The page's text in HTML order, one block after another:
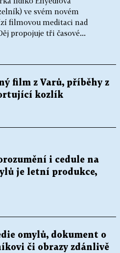
ve svém novém
filmovou meditaci nad
propojuje tři časové...
film z Varů, příběhy z
kozlík
i cedule na
je letní produkce,
omylů, dokument o
či obrazy zdánlivě